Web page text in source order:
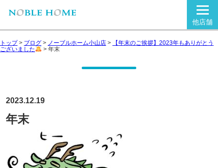
他店舗
トップ> ブログ > ノーブルホーム小山店 >
【年末のご挨拶】2023年もありがとう
ございました
> 年末
2023.12.19
年末